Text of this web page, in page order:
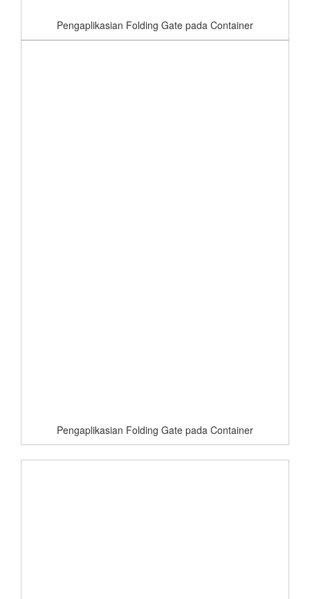
Pengaplikasian Folding Gate pada Container
Pengaplikasian Folding Gate pada Container